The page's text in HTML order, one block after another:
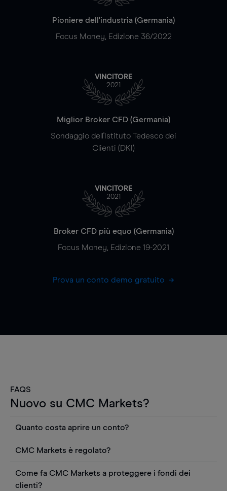
Pioniere dell'industria (Germania)
Focus Money, Edizione 36/2022
VINCITORE
2021
Miglior Broker CFD (Germania)
Sondaggio dell'Istituto Tedesco dei
Clienti (DKI)
VINCITORE
2021
Broker CFD più equo (Germania)
Focus Money, Edizione 19-2021
Prova un conto demo gratuito
FAQS
Nuovo su CMC Markets?
Quanto costa aprire un conto?
Puoi anche visualizzare gratuitamente i prezzi e
utilizzare strumenti come grafici, notizie Reuters
o rapporti quantitativi sui titoli azionari di
CMC Markets è regolato?
regolamentato dall'Autorità federale tedesca di
Come fa CMC Markets a proteggere i fondi dei
clienti?